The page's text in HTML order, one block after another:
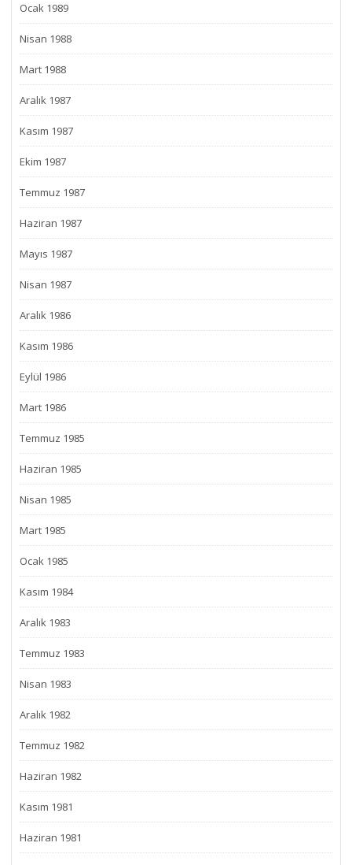
Ocak 1989
Nisan 1988
Mart 1988
Aralık 1987
Kasım 1987
Ekim 1987
Temmuz 1987
Haziran 1987
Mayıs 1987
Nisan 1987
Aralık 1986
Kasım 1986
Eylül 1986
Mart 1986
Temmuz 1985
Haziran 1985
Nisan 1985
Mart 1985
Ocak 1985
Kasım 1984
Aralık 1983
Temmuz 1983
Nisan 1983
Aralık 1982
Temmuz 1982
Haziran 1982
Kasım 1981
Haziran 1981